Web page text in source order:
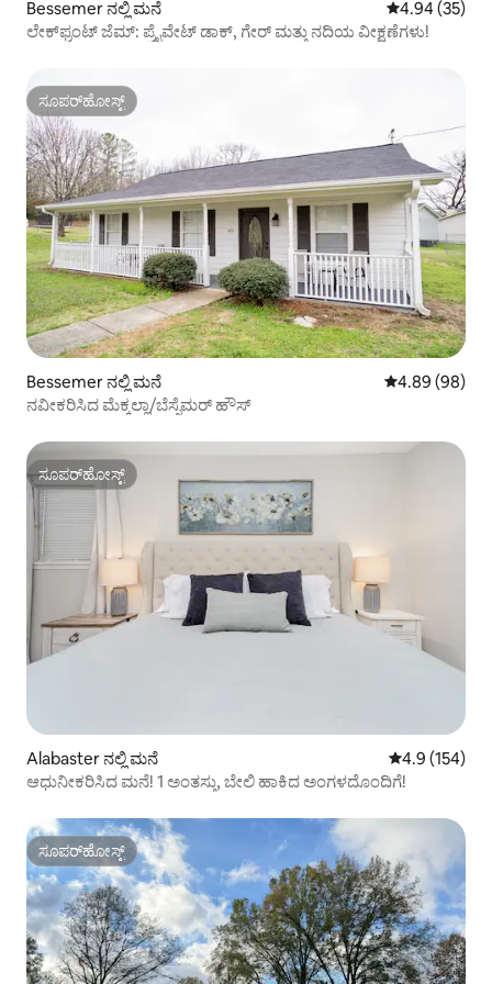
Bessemer ನಲ್ಲಿ ಮನೆ 5 ರಲ್ಲಿ 4.94
4.94 (35)
ಲೇಕ್‌ಫ್ರಂಟ್ ಜೆಮ್: ಪ್ರೈವೇಟ್ ಡಾಕ್, ಗೇರ್ ಮತ್ತು ನದಿಯ ವೀಕ್ಷಣೆಗಳು!
ಸೂಪರ್‌ಹೋಸ್ಟ್
ಸೂಪರ್‌ಹೋಸ್ಟ್
Bessemer ನಲ್ಲಿ ಮನೆ 5 ರಲ್ಲಿ 4.89
4.89 (98)
ನವೀಕರಿಸಿದ ಮೆಕ್ಕಲ್ಲಾ/ಬೆಸ್ಸೆಮರ್ ಹೌಸ್
ಸೂಪರ್‌ಹೋಸ್ಟ್
ಸೂಪರ್‌ಹೋಸ್ಟ್
Alabaster ನಲ್ಲಿ ಮನೆ 5 ರಲ್ಲಿ 4.9
4.9 (154)
ಆಧುನೀಕರಿಸಿದ ಮನೆ! 1 ಅಂತಸ್ತು, ಬೇಲಿ ಹಾಕಿದ ಅಂಗಳದೊಂದಿಗೆ!
ಸೂಪರ್‌ಹೋಸ್ಟ್
ಸೂಪರ್‌ಹೋಸ್ಟ್